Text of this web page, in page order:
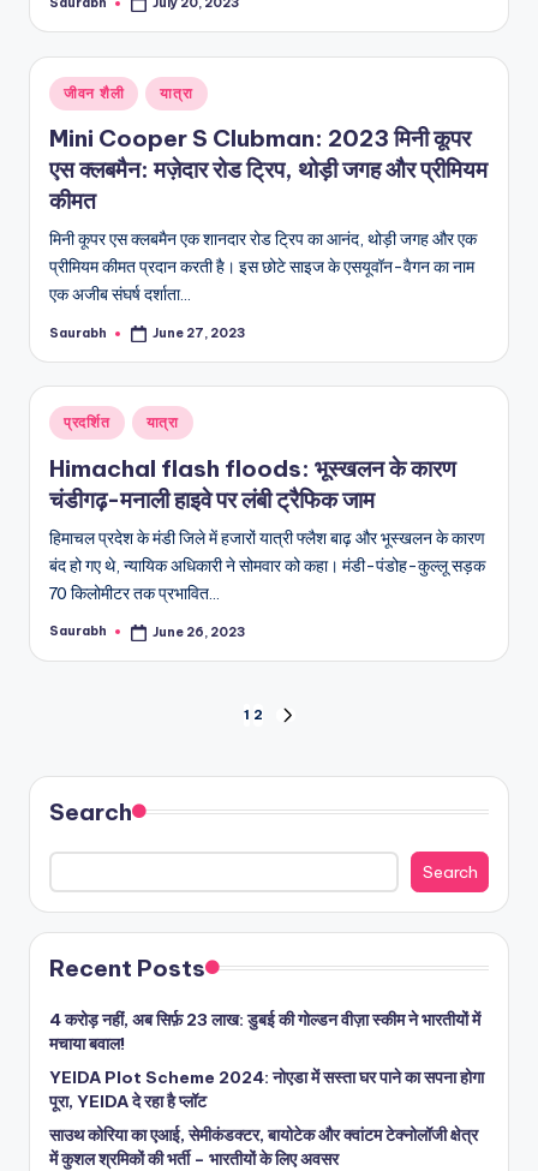
Posted
Posted
in
जीवन शैली यात्रा
Mini Cooper S Clubman: 2023 मिनी कूपर
एस क्लबमैन: मज़ेदार रोड ट्रिप, थोड़ी जगह और प्रीमियम
कीमत
मिनी कूपर एस क्लबमैन एक शानदार रोड ट्रिप का आनंद, थोड़ी जगह और एक
प्रीमियम कीमत प्रदान करती है। इस छोटे साइज के एसयूवॉन-वैगन का नाम
एक अजीब संघर्ष दर्शाता…
Posted
Saurabh June 27, 2023
Posted
प्रदर्शित यात्रा
Himachal flash floods: भूस्खलन के कारण
चंडीगढ़-मनाली हाइवे पर लंबी ट्रैफिक जाम
हिमाचल प्रदेश के मंडी जिले में हजारों यात्री फ्लैश बाढ़ और भूस्खलन के कारण
बंद हो गए थे, न्यायिक अधिकारी ने सोमवार को कहा। मंडी-पंडोह-कुल्लू सड़क
70 किलोमीटर तक प्रभावित…
Posted
Saurabh June 26, 2023
pagination
1 2
Search
Search
Recent Posts
4 करोड़ नहीं, अब सिर्फ़ 23 लाख: डुबई की गोल्डन वीज़ा स्कीम ने भारतीयों में
मचाया बवाल!
YEIDA Plot Scheme 2024: नोएडा में सस्ता घर पाने का सपना होगा
पूरा, YEIDA दे रहा है प्लॉट
साउथ कोरिया का एआई, सेमीकंडक्टर, बायोटेक और क्वांटम टेक्नोलॉजी क्षेत्र
में कुशल श्रमिकों की भर्ती – भारतीयों के लिए अवसर